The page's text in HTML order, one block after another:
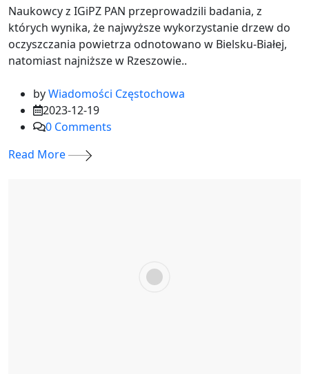
Naukowcy z IGiPZ PAN przeprowadzili badania, z
których wynika, że najwyższe wykorzystanie drzew do
oczyszczania powietrza odnotowano w Bielsku-Białej,
natomiast najniższe w Rzeszowie..
byWiadomości Częstochowa
2023-12-19
0 Comments
Read More